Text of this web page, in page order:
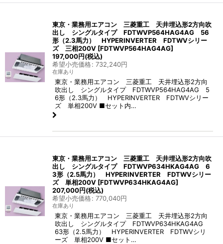
東京・業務用エアコン 三菱重工 天井埋込形2方向吹
出し シングルタイプ FDTWVP564HAG4AG 56
形（2.3馬力） HYPERINVERTER FDTWVシリー
ズ 三相200V [FDTWVP564HAG4AG]
197,000円(税込)
希望小売価格: 732,240円
在庫あり
東京・業務用エアコン 三菱重工 天井埋込形2方向
吹出し シングルタイプ FDTWVP564HAG4AG 5
6形（2.3馬力） HYPERINVERTER FDTWVシリー
ズ 単相200V ■セット内…
東京・業務用エアコン 三菱重工 天井埋込形2方向吹
出し シングルタイプ FDTWVP634HKAG4AG 6
3形（2.5馬力） HYPERINVERTER FDTWVシリー
ズ 単相200V [FDTWVP634HKAG4AG]
207,000円(税込)
希望小売価格: 770,040円
在庫あり
東京・業務用エアコン 三菱重工 天井埋込形2方向
吹出し シングルタイプ FDTWVP634HKAG4AG
63形（2.5馬力） HYPERINVERTER FDTWVシリ
ーズ 単相200V ■セット…